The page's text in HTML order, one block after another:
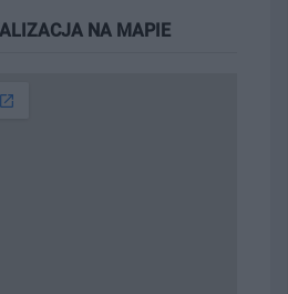
NA MAPIE